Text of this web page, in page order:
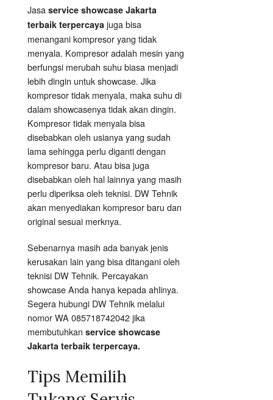
Jasa service showcase Jakarta
terbaik terpercaya juga bisa
menangani kompresor yang tidak
menyala. Kompresor adalah mesin yang
berfungsi merubah suhu biasa menjadi
lebih dingin untuk showcase. Jika
kompresor tidak menyala, maka suhu di
dalam showcasenya tidak akan dingin.
Kompresor tidak menyala bisa
disebabkan oleh usianya yang sudah
lama sehingga perlu diganti dengan
kompresor baru. Atau bisa juga
disebabkan oleh hal lainnya yang masih
perlu diperiksa oleh teknisi. DW Tehnik
akan menyediakan kompresor baru dan
original sesuai merknya.
Sebenarnya masih ada banyak jenis
kerusakan lain yang bisa ditangani oleh
teknisi DW Tehnik. Percayakan
showcase Anda hanya kepada ahlinya.
Segera hubungi DW Tehnik melalui
nomor WA 085718742042 jika
membutuhkan service showcase
Jakarta terbaik terpercaya.
Tips Memilih